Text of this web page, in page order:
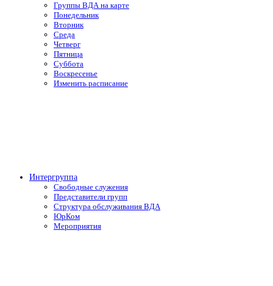
Группы ВДА на карте
Понедельник
Вторник
Среда
Четверг
Пятница
Суббота
Воскресенье
Изменить расписание
Интергруппа
Свободные служения
Представители групп
Структура обслуживания ВДА
ЮрКом
Мероприятия